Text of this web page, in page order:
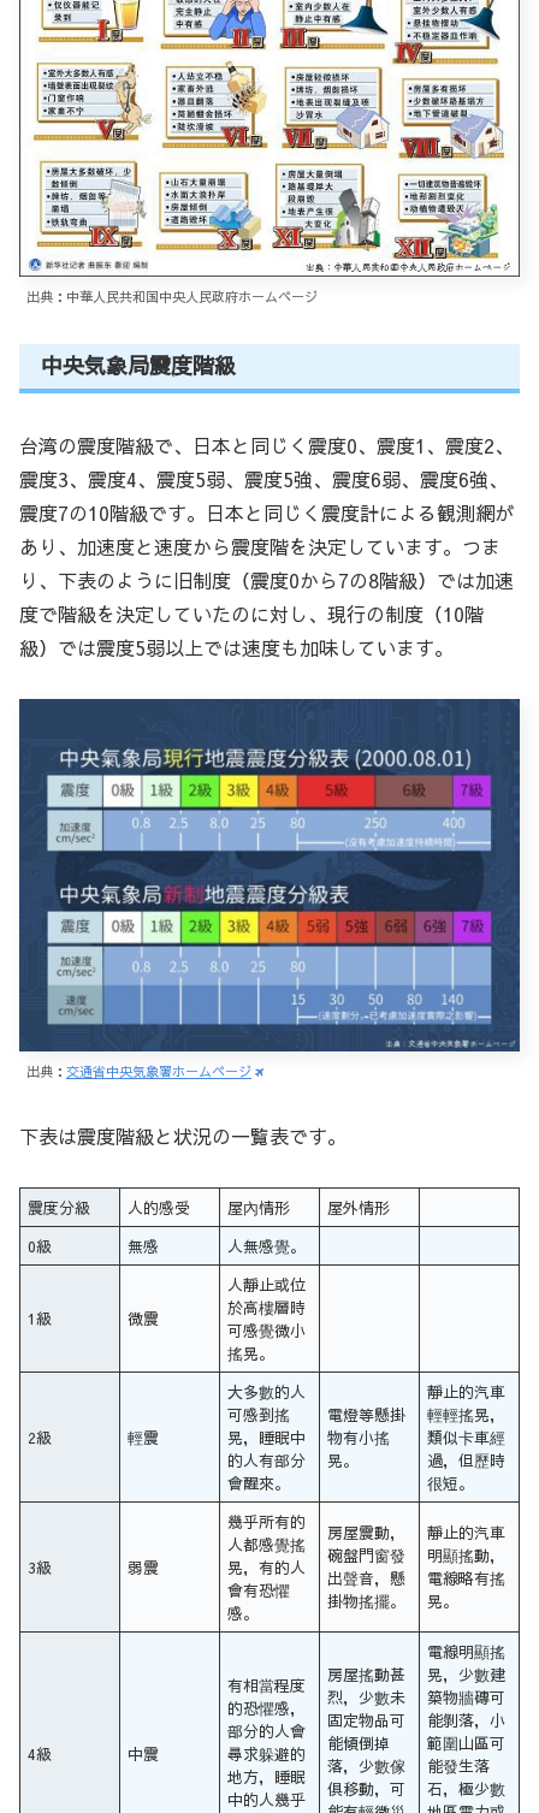
出典：中華人民共和国中央人民政府ホームページ
中央気象局震度階級
台湾の震度階級で、日本と同じく震度0、震度1、震度2、
震度3、震度4、震度5弱、震度5強、震度6弱、震度6強、
震度7の10階級です。日本と同じく震度計による観測網が
あり、加速度と速度から震度階を決定しています。つま
り、下表のように旧制度（震度0から7の8階級）では加速
度で階級を決定していたのに対し、現行の制度（10階
級）では震度5弱以上では速度も加味しています。
出典： 交通省中央気象署ホームページ
下表は震度階級と状況の一覧表です。
震度分級 人的感受 屋內情形
屋外情形
0級
無感 人無感覺。
1級 微震
人靜止或位
於高樓層時
可感覺微小
搖晃。
2級 輕震
大多數的人
可感到搖
晃，睡眠中
的人有部分
會醒來。
電燈等懸掛
物有小搖
晃。
靜止的汽車
輕輕搖晃，
類似卡車經
過，但歷時
很短。
3級 弱震
幾乎所有的
人都感覺搖
晃，有的人
會有恐懼
感。
房屋震動，
碗盤門窗發
出聲音，懸
掛物搖擺。
靜止的汽車
明顯搖動，
電線略有搖
晃。
4級 中震
有相當程度
的恐懼感，
部分的人會
尋求躲避的
地方，睡眠
中的人幾乎
房屋搖動甚
烈，少數未
固定物品可
能傾倒掉
落，少數傢
俱移動，可
電線明顯搖
晃，少數建
築物牆磚可
能剝落，小
範圍山區可
能發生落
石，極少數